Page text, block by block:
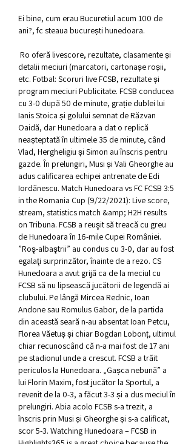
Ei bine, cum erau Bucuretiul acum 100 de
ani?, fc steaua bucurești hunedoara.
detalii meciuri (marcatori, cartonașe roșii,
etc. Fotbal: Scoruri live FCSB, rezultate și
program meciuri Publicitate. FCSB conducea
cu 3-0 după 50 de minute, grație dublei lui
Ianis Stoica și golului semnat de Răzvan
Oaidă, dar Hunedoara a dat o replică
neașteptată în ultimele 35 de minute, când
Vlad, Hergheligiu și Simon au înscris pentru
gazde. În prelungiri, Musi și Vali Gheorghe au
adus calificarea echipei antrenate de Edi
Iordănescu. Match Hunedoara vs FC FCSB 3:5
in the Romania Cup (9/22/2021): Live score,
stream, statistics match &amp; H2H results
on Tribuna. FCSB a reuşit să treacă cu greu
de Hunedoara în 16-mile Cupei României.
”Roş-albaştrii” au condus cu 3-0, dar au fost
egalaţi surprinzător, înainte de a rezo. CS
Hunedoara a avut grijă ca de la meciul cu
FCSB să nu lipsească jucătorii de legendă ai
clubului. Pe lângă Mircea Rednic, Ioan
Andone sau Romulus Gabor, de la partida
din această seară n-au absentat Ioan Petcu,
Florea Văetuș și chiar Bogdan Lobonț, ultimul
chiar recunoscând că n-a mai fost de 17 ani
pe stadionul unde a crescut. FCSB a trăit
periculos la Hunedoara. „Gașca nebună” a
lui Florin Maxim, fost jucător la Sportul, a
revenit de la 0-3, a făcut 3-3 și a dus meciul în
prelungiri. Abia acolo FCSB s-a trezit, a
înscris prin Musi și Gheorghe și s-a calificat,
scor 5-3. Watching Hunedoara – FCSB in